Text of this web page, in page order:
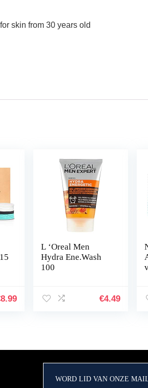
skin from 30 years old
8.99
L ‘Oreal Men
Hydra Ene.Wash
100
€4.49
WORD LID VAN ONZE